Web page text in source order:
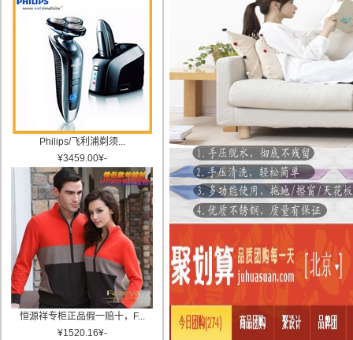
Philips/飞利浦剃须...
¥3459.00¥-
恒源祥专柜正品假一赔十，F...
¥1520.16¥-